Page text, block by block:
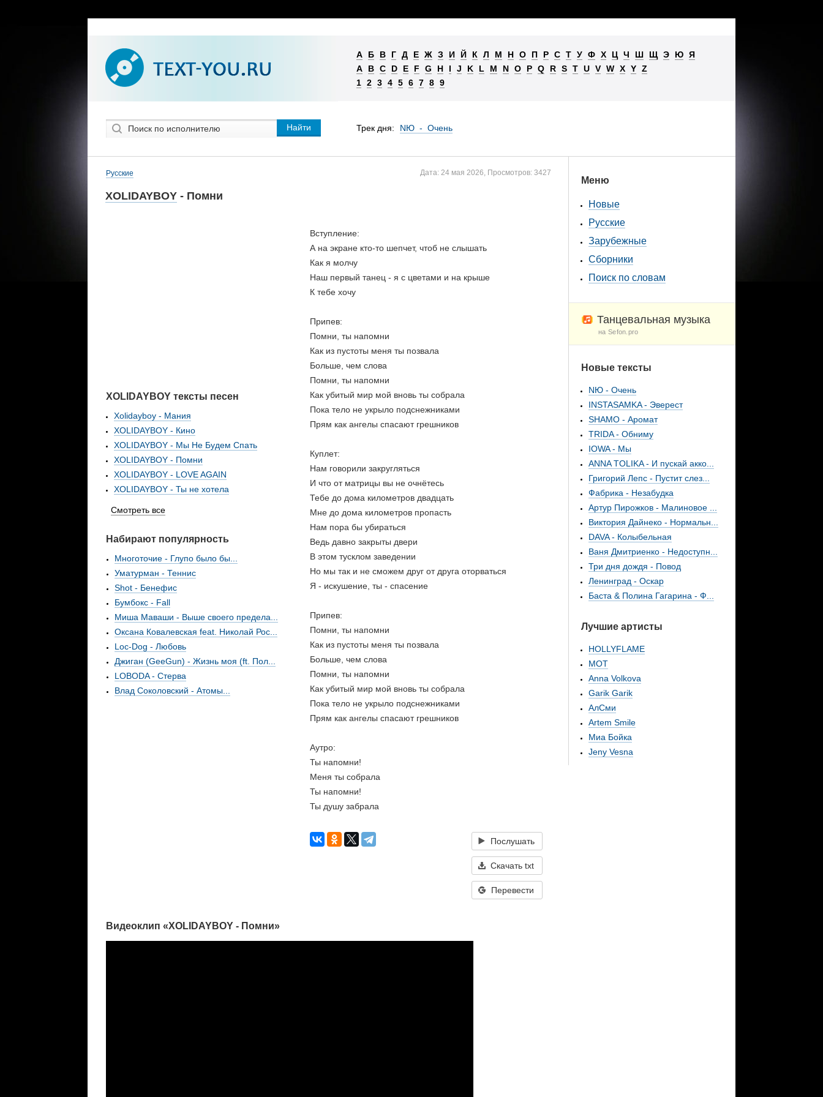
А Б В Г Д Е Ж З И Й К Л М Н О П Р С Т У Ф Х Ц Ч Ш Щ Э Ю Я
A
B C D E F G H I J K L M N O P Q R S T U V W X Y Z
1 2 3 4 5 6 7 8 9
Трек дня: NЮ - Очень
Русские Дата: 24 мая 2026, Просмотров: 3427
XOLIDAYBOY - Помни
Вступление:
А на экране кто-то шепчет, чтоб не слышать
Как я молчу
Наш первый танец - я с цветами и на крыше
К тебе хочу
Припев:
Помни, ты напомни
Как из пустоты меня ты позвала
Больше, чем слова
Помни, ты напомни
Как убитый мир мой вновь ты собрала
Пока тело не укрыло подснежниками
Прям как ангелы спасают грешников
Куплет:
Нам говорили закругляться
И что от матрицы вы не очнётесь
Тебе до дома километров двадцать
Мне до дома километров пропасть
Нам пора бы убираться
Ведь давно закрыты двери
В этом тусклом заведении
Но мы так и не сможем друг от друга оторваться
Я - искушение, ты - спасение
Припев:
Помни, ты напомни
Как из пустоты меня ты позвала
Больше, чем слова
Помни, ты напомни
Как убитый мир мой вновь ты собрала
Пока тело не укрыло подснежниками
Прям как ангелы спасают грешников
Аутро:
Ты напомни!
Меня ты собрала
Ты напомни!
Ты душу забрала
Послушать
Скачать txt
Перевести
XOLIDAYBOY тексты песен
Xolidayboy - Мания
XOLIDAYBOY - Кино
XOLIDAYBOY - Мы Не Будем Спать
XOLIDAYBOY - Помни
XOLIDAYBOY - LOVE AGAIN
XOLIDAYBOY - Ты не хотела
Смотреть все
Набирают популярность
Многоточие - Глупо было бы...
Уматурман - Теннис
Shot - Бенефис
Бумбокс - Fall
Миша Маваши - Выше своего предела...
Оксана Ковалевская feat. Николай Рос...
Loc-Dog - Любовь
Джиган (GeeGun) - Жизнь моя (ft. Пол...
LOBODA - Стерва
Влад Соколовский - Атомы...
Видеоклип «XOLIDAYBOY - Помни»
Меню
Новые
Русские
Зарубежные
Сборники
Поиск по словам
Танцевальная музыка
на Sefon.pro
Новые тексты
NЮ - Очень
INSTASAMKA - Эверест
SHAMO - Аромат
TRIDA - Обниму
IOWA - Мы
ANNA TOLIKA - И пускай акко...
Григорий Лепс - Пустит слез...
Фабрика - Незабудка
Артур Пирожков - Малиновое ...
Виктория Дайнеко - Нормальн...
DAVA - Колыбельная
Ваня Дмитриенко - Недоступн...
Три дня дождя - Повод
Ленинград - Оскар
Баста & Полина Гагарина - Ф...
Лучшие артисты
HOLLYFLAME
МОТ
Anna Volkova
Garik Garik
АлСми
Artem Smile
Миа Бойка
Jeny Vesna